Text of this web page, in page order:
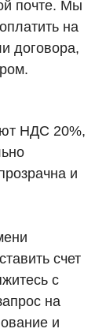
почте. Мы
на
договора,
НДС 20%,
и
счет
с
на
и